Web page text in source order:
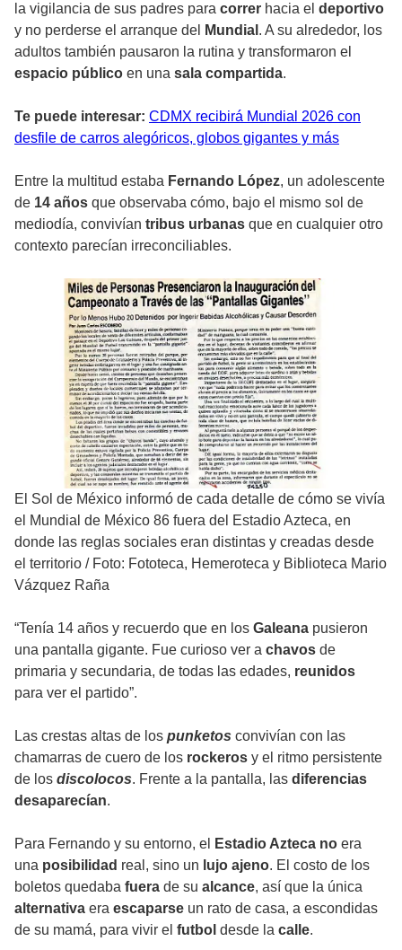
la vigilancia de sus padres para correr hacia el deportivo
y no perderse el arranque del
Mundial . A su alrededor, los
adultos también pausaron la rutina y transformaron el
espacio público en una sala compartida.
Te puede interesar: CDMX recibirá Mundial 2026 con
desfile de carros alegóricos, globos gigantes y más
Entre la multitud estaba Fernando López, un adolescente
de 14 años que observaba cómo, bajo el mismo sol de
mediodía, convivían tribus urbanas que en cualquier otro
contexto parecían irreconciliables.
El Sol de México informó de cada detalle de cómo se vivía
el Mundial de México 86 fuera del Estadio Azteca, en
donde las reglas sociales eran distintas y creadas desde
el territorio / Foto: Fototeca, Hemeroteca y Biblioteca Mario
Vázquez Raña
“Tenía 14 años y recuerdo que en los Galeana pusieron
una pantalla gigante. Fue curioso ver a chavos de
primaria y secundaria, de todas las edades, reunidos
para ver el partido”.
Las crestas altas de los punketos convivían con las
chamarras de cuero de los rockeros y el ritmo persistente
de los discolocos. Frente a la pantalla, las diferencias
desaparecían.
Para Fernando y su entorno, el Estadio Azteca no era
una posibilidad real, sino un lujo ajeno. El costo de los
boletos quedaba fuera de su alcance, así que la única
alternativa era escaparse un rato de casa, a escondidas
de su mamá, para vivir el futbol desde la calle.